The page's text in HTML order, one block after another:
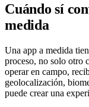
Cuándo sí
medida
Una app a medida
proceso, no solo otro
operar en campo,
geolocalización,
puede crear una